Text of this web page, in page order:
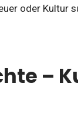
oder Kultur
–